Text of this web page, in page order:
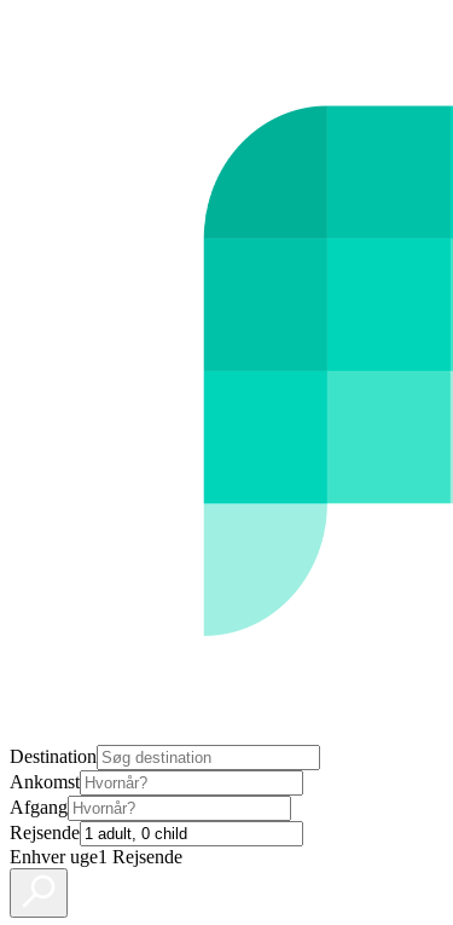
Destination
Ankomst
Afgang
Rejsende
Enhver uge1 Rejsende